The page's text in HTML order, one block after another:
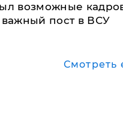
возможные
важный пост в ВСУ
Смотреть